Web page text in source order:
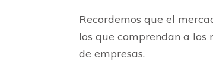
Recordemos que el
los que comprendan a los
de empresas.